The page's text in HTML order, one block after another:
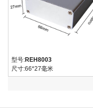
型号:REH8003
尺寸:66*27毫米